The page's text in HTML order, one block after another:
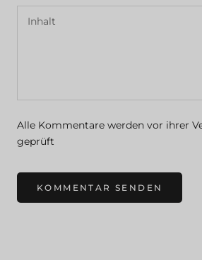
Alle Kommentare werden vor ihrer
geprüft
KOMMENTAR SENDEN